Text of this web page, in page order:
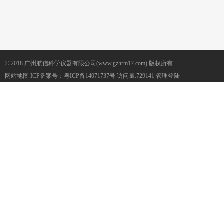
© 2018 广州航信科学仪器有限公司(www.gzhrm17.com) 版权所有
网站地图 ICP备案号： 粤ICP备14071737号 访问量:729141 管理登陆